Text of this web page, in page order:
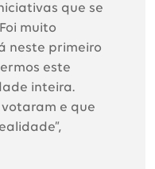
que se
muito
neste primeiro
este
inteira.
e que